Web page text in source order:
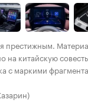
престижным.
на китайскую
с маркими